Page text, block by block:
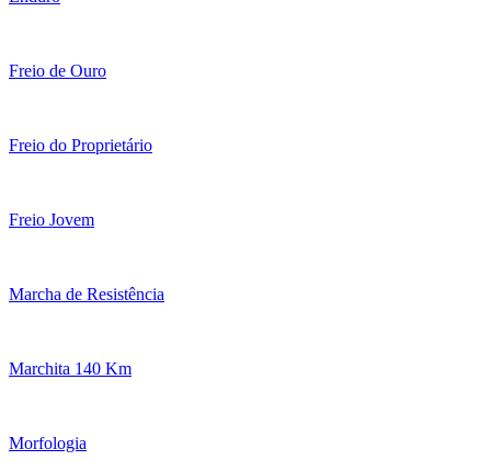
Freio de Ouro
Freio do Proprietário
Freio Jovem
Marcha de Resistência
Marchita 140 Km
Morfologia